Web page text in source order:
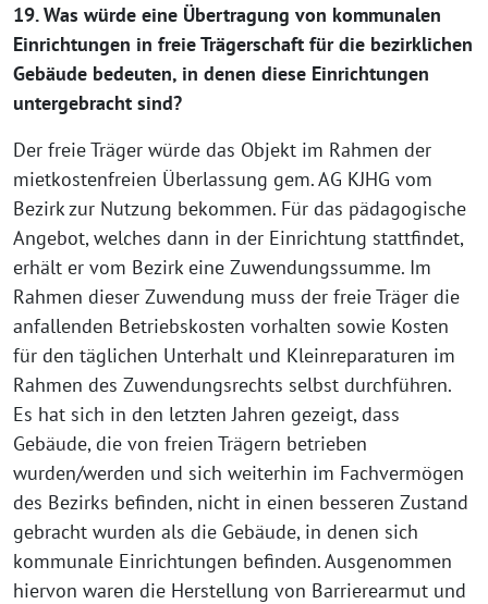
19. Was würde eine Übertragung von kommunalen
Einrichtungen in freie Trägerschaft für die bezirklichen
Gebäude bedeuten, in denen diese Einrichtungen
untergebracht sind?
Der freie Träger würde das Objekt im Rahmen der
mietkostenfreien Überlassung gem. AG KJHG vom
Bezirk zur Nutzung bekommen. Für das pädagogische
Angebot, welches dann in der Einrichtung stattfindet,
erhält er vom Bezirk eine Zuwendungssumme. Im
Rahmen dieser Zuwendung muss der freie Träger die
anfallenden Betriebskosten vorhalten sowie Kosten
für den täglichen Unterhalt und Kleinreparaturen im
Rahmen des Zuwendungsrechts selbst durchführen.
Es hat sich in den letzten Jahren gezeigt, dass
Gebäude, die von freien Trägern betrieben
wurden/werden und sich weiterhin im Fachvermögen
des Bezirks befinden, nicht in einen besseren Zustand
gebracht wurden als die Gebäude, in denen sich
kommunale Einrichtungen befinden. Ausgenommen
hiervon waren die Herstellung von Barrierearmut und